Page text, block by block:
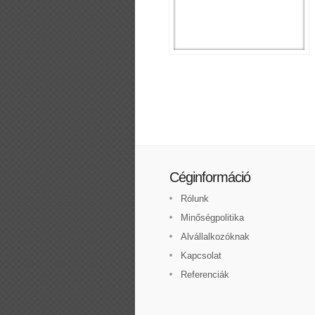
Céginformáció
Rólunk
Minőségpolitika
Alvállalkozóknak
Kapcsolat
Referenciák